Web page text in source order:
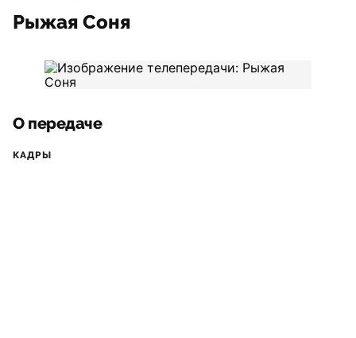
Рыжая Соня
О передаче
КАДРЫ